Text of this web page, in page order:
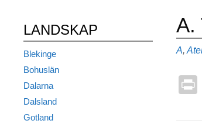
A.
A,
t
LANDSKAP
Blekinge
Bohuslän
Dalarna
Dalsland
Gotland